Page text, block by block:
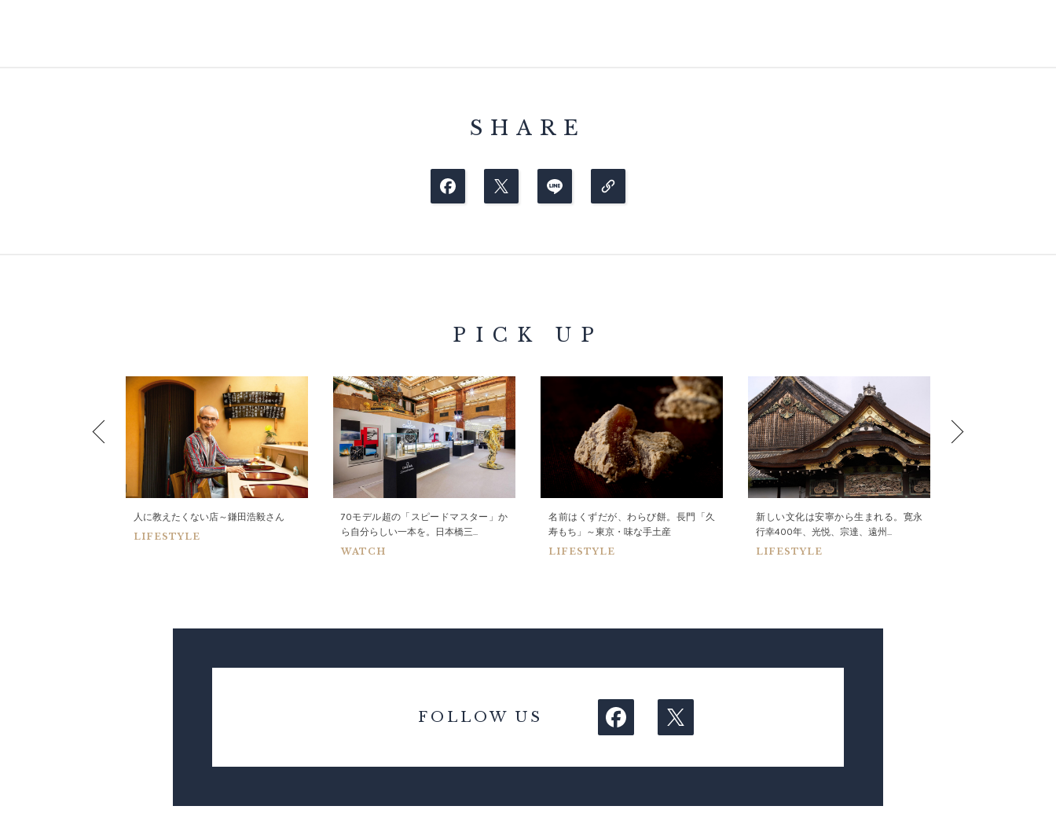
SHARE
PICK UP
人に教えたくない店～鎌田浩毅さん
LIFESTYLE
70モデル超の「スピードマスター」か
ら自分らしい一本を。日本橋三...
WATCH
名前はくずだが、わらび餅。長門「久
寿もち」～東京・味な手土産
LIFESTYLE
新しい文化は安寧から生まれる。寛永
行幸400年、光悦、宗達、遠州...
LIFESTYLE
FOLLOW US